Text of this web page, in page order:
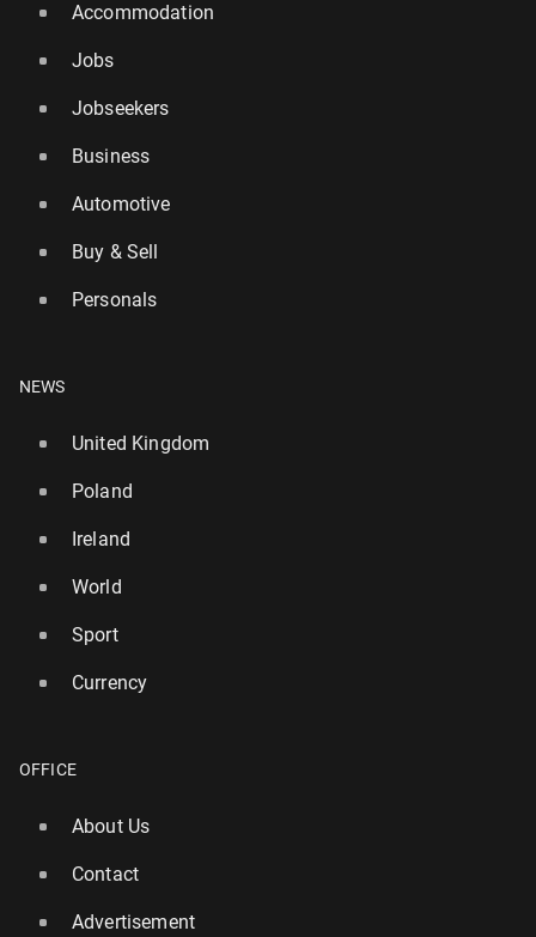
Accommodation
Jobs
Jobseekers
Business
Automotive
Buy & Sell
Personals
NEWS
United Kingdom
Poland
Ireland
World
Sport
Currency
OFFICE
About Us
Contact
Advertisement